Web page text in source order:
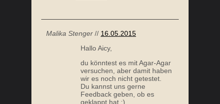
Malika Stenger // 16.05.2015
Hallo Aicy,
du könntest es mit Agar-Agar
versuchen, aber damit haben
wir es noch nicht getestet.
Du kannst uns gerne
Feedback geben, ob es
geklappt hat :)